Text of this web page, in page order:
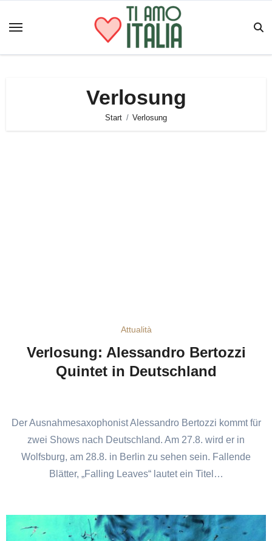
Inhalt
Verlosung
Start Verlosung
Attualità
Verlosung: Alessandro Bertozzi
Quintet in Deutschland
Der Ausnahmesaxophonist Alessandro Bertozzi kommt für
zwei Shows nach Deutschland. Am 27.8. wird er in
Wolfsburg, am 28.8. in Berlin zu sehen sein. Fallende
Blätter, „Falling Leaves“ lautet ein Titel…